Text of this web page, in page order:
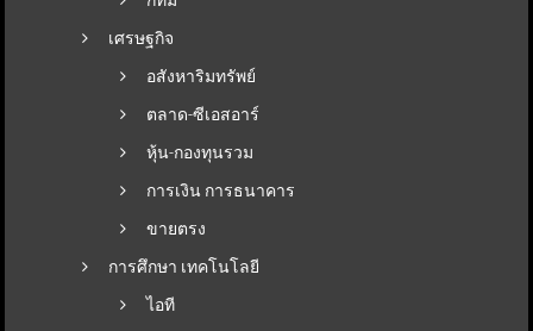
เศรษฐกิจ
อสังหาริมทรัพย์
ตลาด-ซีเอสอาร์
หุ้น-กองทุนรวม
การเงิน การธนาคาร
ขายตรง
การศึกษา เทคโนโลยี
ไอที